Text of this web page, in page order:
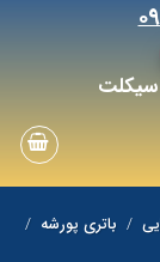
سیکلت
/ باتری پورشه /